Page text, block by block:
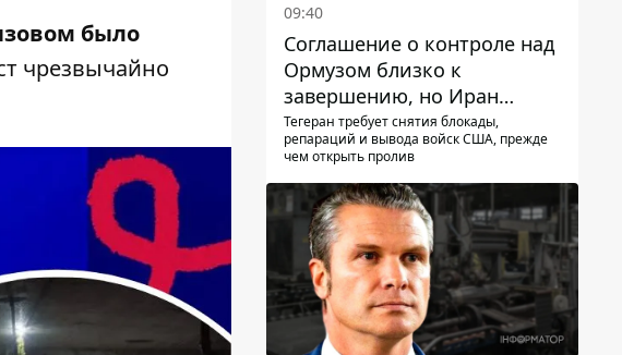
было
чрезвычайно
09:40
Соглашение о контроле над
Ормузом близко к
завершению, но Иран
выдвинул новые
требования – СМИ
Тегеран требует снятия блокады,
репараций и вывода войск США, прежде
чем открыть пролив